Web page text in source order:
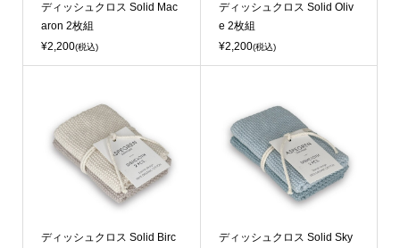
ディッシュクロス Solid Mac
aron 2枚組
¥2,200(税込)
ディッシュクロス Solid Oliv
e 2枚組
¥2,200(税込)
ディッシュクロス Solid Birc
ディッシュクロス Solid Sky